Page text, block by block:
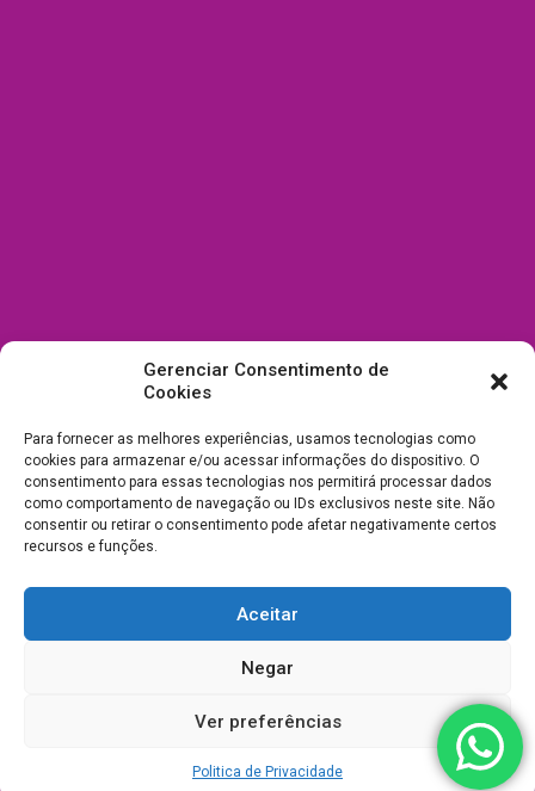
Gerenciar Consentimento de
Cookies
Para fornecer as melhores experiências, usamos tecnologias como
cookies para armazenar e/ou acessar informações do dispositivo. O
consentimento para essas tecnologias nos permitirá processar dados
como comportamento de navegação ou IDs exclusivos neste site. Não
consentir ou retirar o consentimento pode afetar negativamente certos
recursos e funções.
Aceitar
Negar
Ver preferências
Politica de Privacidade
03.238.240/0001-39 -Desenvolvimento e Suporte